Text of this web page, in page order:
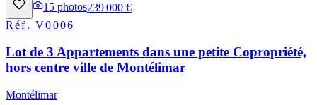
15 photos239 000 €
Réf.V0006
Lot de 3 Appartements dans une petite Copropriété,
hors centre ville de Montélimar
Montélimar